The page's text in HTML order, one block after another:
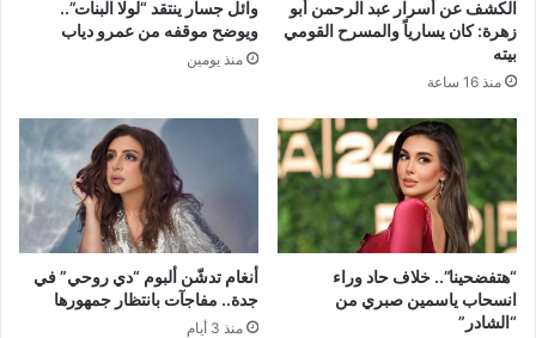
الكشف عن أسرار عبد الرحمن أبو
زهرة: كان يسارياً والمسرح القومي
بيته
منذ 16 ساعة
وائل جسار ينتقد “لولا البنات”..
ويوضح موقفه من عمرو دياب
منذ يومين
“هتفضحينا”.. خلاف حاد وراء
انسحاب ياسمين صبري من
“الشادر”
أنغام تدشّن ألبوم “دي روحي” في
جدة.. مفاجآت بانتظار جمهورها
منذ 3 أيام